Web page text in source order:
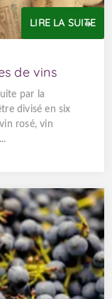
LIRE LA SUITE
de vins
par la
divisé en six
rosé, vin